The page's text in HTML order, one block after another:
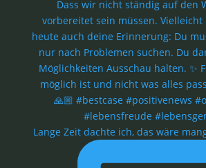
Lange Zeit dachte ich, das wäre